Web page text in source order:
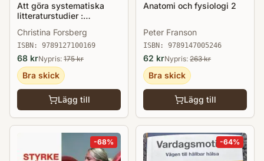
Att göra systematiska
litteraturstudier :
presentation av
omvårdnadsforskning
Christina Forsberg
ISBN: 9789127100169
68 krNypris: 175kr
Bra skick
Lägg till
Anatomi och fysiologi 2
Peter Franson
ISBN: 9789147005246
62 krNypris: 263kr
Bra skick
Lägg till
-68% -64%